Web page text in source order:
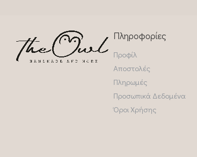
Πληροφορίες
Προφίλ
Αποστολές
Πληρωμές
Προσωπικά Δεδομένα
Όροι Χρήσης